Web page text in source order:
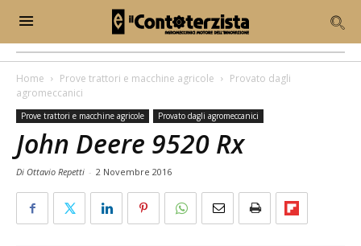
Home Prove trattori e macchine agricole
Provato dagli
agromeccanici
Prove trattori e macchine agricole Provato dagli agromeccanici
John Deere 9520 Rx
Di Ottavio Repetti - 2 Novembre 2016